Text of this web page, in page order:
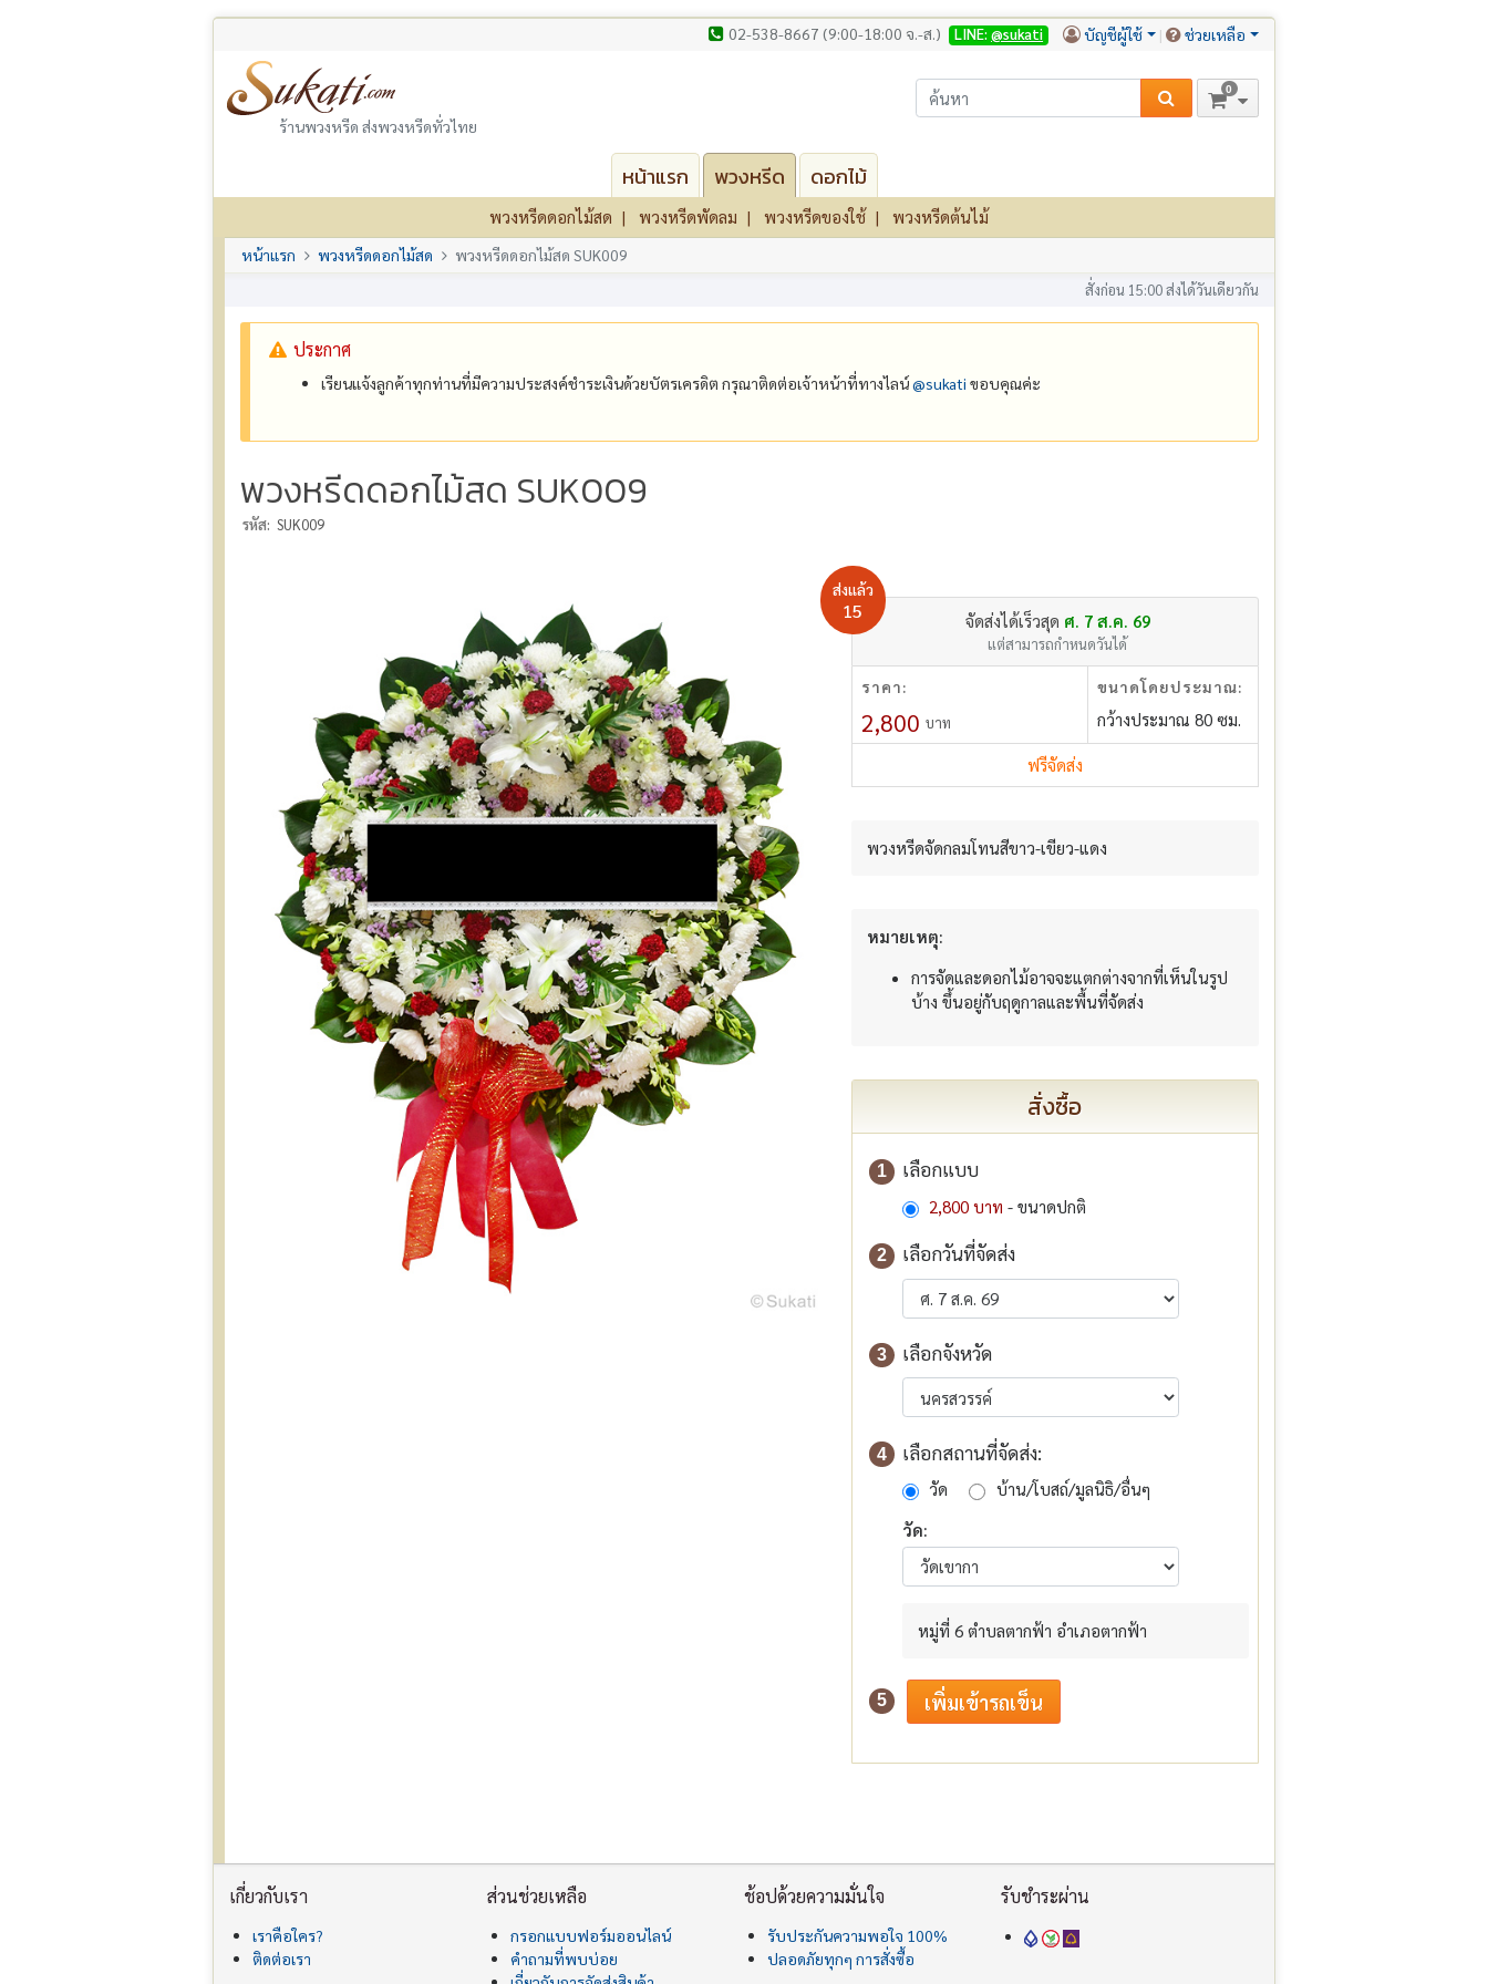
02-538-8667 (9:00-18:00 จ.-ส.) LINE:@sukati บัญชีผู้ใช้ ช่วยเหลือ
ร้านพวงหรีด ส่งพวงหรีดทั่วไทย
0
หน้าแรก พวงหรีด ดอกไม้
พวงหรีดดอกไม้สด พวงหรีดพัดลม พวงหรีดของใช้ พวงหรีดต้นไม้
หน้าแรก พวงหรีดดอกไม้สด พวงหรีดดอกไม้สด SUK009
สั่งก่อน 15:00 ส่งได้วันเดียวกัน
ประกาศ
เรียนแจ้งลูกค้าทุกท่านที่มีความประสงค์ชำระเงินด้วยบัตรเครดิต กรุณาติดต่อเจ้าหน้าที่ทางไลน์@‌sukati ขอบคุณค่ะ
พวงหรีดดอกไม้สด SUK009
รหัส: SUK009
ส่งแล้ว
15 จัดส่งได้เร็วสุด ศ. 7 ส.ค. 69
แต่สามารถกำหนดวันได้
ราคา:
2,800 บาท
ขนาดโดยประมาณ:
กว้างประมาณ 80 ซม.
ฟรีจัดส่ง
พวงหรีดจัดกลมโทนสีขาว-เขียว-แดง
หมายเหตุ:
การจัดและดอกไม้อาจจะแตกต่างจากที่เห็นในรูป
บ้าง ขึ้นอยู่กับฤดูกาลและพื้นที่จัดส่ง
สั่งซื้อ
1 เลือกแบบ
2,800 บาท - ขนาดปกติ
2 เลือกวันที่จัดส่ง
3 เลือกจังหวัด
4 เลือกสถานที่จัดส่ง:
วัด
บ้าน/โบสถ์/มูลนิธิ/อื่นๆ
วัด:
หมู่ที่ 6 ตำบลตากฟ้า อำเภอตากฟ้า
5
เกี่ยวกับเรา
เราคือใคร?
ติดต่อเรา
ส่วนช่วยเหลือ
กรอกแบบฟอร์มออนไลน์
คำถามที่พบบ่อย
ช้อปด้วยความมั่นใจ
รับประกันความพอใจ 100%
ปลอดภัยทุกๆ การสั่งซื้อ
รับชำระผ่าน